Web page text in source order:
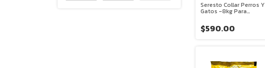
Seresto Collar Perros Y
Gatos -8kg Para
$590.00